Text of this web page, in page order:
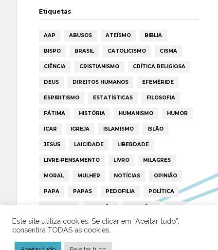
Etiquetas
AAP ABUSOS ATEÍSMO BIBLIA
BISPO BRASIL CATOLICISMO CISMA
CIÊNCIA CRISTIANISMO CRÍTICA RELIGIOSA
DEUS DIREITOS HUMANOS EFEMÉRIDE
ESPIRITISMO ESTATÍSTICAS FILOSOFIA
FÁTIMA HISTÓRIA HUMANISMO HUMOR
ICAR IGREJA ISLAMISMO ISLÃO
JESUS LAICIDADE LIBERDADE
LIVRE-PENSAMENTO LIVRO MILAGRES
MORAL MULHER NOTÍCIAS OPINIÃO
PAPA PAPAS PEDOFILIA POLÍTICA
PORTUGAL RELIGIÃO RELIGIÕES RTP
TRUMP VATICANO
Este site utiliza cookies. Se clicar em “Aceitar tudo”,
consentirá TODAS as cookies.